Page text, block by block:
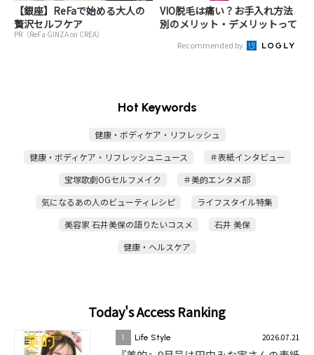
【銀座】ReFaで始める大人の
贅沢セルフケア
PR（ReFa GINZA on CREA）
VIO脱毛は痛い？お手入れ方法
別のメリット・デメリットって
Recommended by
Hot Keywords
健康・ボディケア・リフレッシュ
健康・ボディケア・リフレッシュニュース
＃表紙インタビュー
宝塚歌劇OGセルフメイク
＃美的エンタメ部
気になるあの人のビューティレシピ
ライフスタイル特集
美容家 石井美保の語りたいコスメ
石井 美保
健康・ヘルスケア
Today's Access Ranking
1 Life Style 2026.07.21